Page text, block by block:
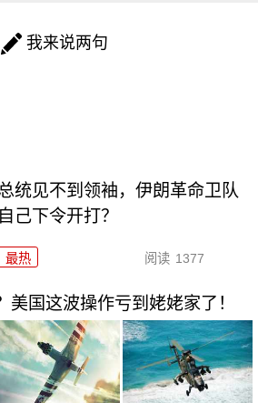
我来说两句
统见不到领袖，伊朗革命卫队
自己下令开打？
最热 阅读 1377
美国这波操作亏到姥姥家了！